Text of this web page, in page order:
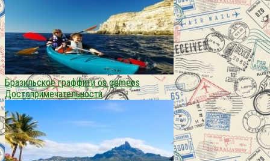
Бразильское граффити os gemeos
Достопримечательности